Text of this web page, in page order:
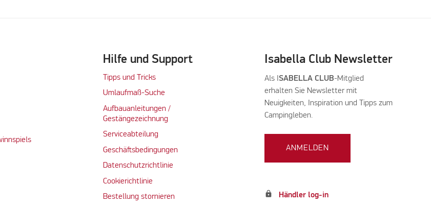
Hilfe und Support
Tipps und Tricks
Umlaufmaß-Suche
Aufbauanleitungen /
Gestängezeichnung
Serviceabteilung
Geschäftsbedingungen
Datenschutzrichtlinie
Cookierichtlinie
Bestellung stornieren
Isabella Club Newsletter
Als I SABELLA CLUB-Mitglied
erhalten Sie Newsletter mit
Neuigkeiten, Inspiration und Tipps zum
Campingleben.
ANMELDEN
lock Händler log-in